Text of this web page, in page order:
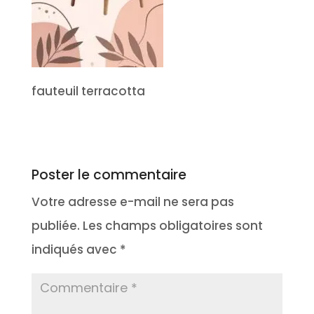
fauteuil terracotta
Poster le commentaire
Votre adresse e-mail ne sera pas
publiée. Les champs obligatoires sont
indiqués avec *